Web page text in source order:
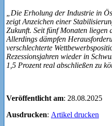
„Die Erholung der Industrie in
zeigt Anzeichen einer
Zukunft. Seit fünf Monaten
Allerdings dämpfen
verschlechterte
Rezessionsjahren wieder in
1,5 Prozent real abschließen zu
Veröffentlicht am: 28.08.2025
Ausdrucken: Artikel drucken